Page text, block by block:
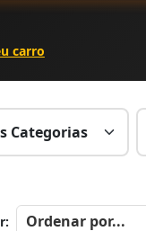
carro